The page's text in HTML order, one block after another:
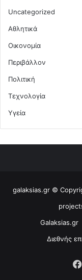
Uncategorized
Αθλητικά
Οικονομία
Περιβάλλον
Πολιτική
Τεχνολογία
Υγεία
galaksias.gr ©
Galaksias.gr
Διεθνής